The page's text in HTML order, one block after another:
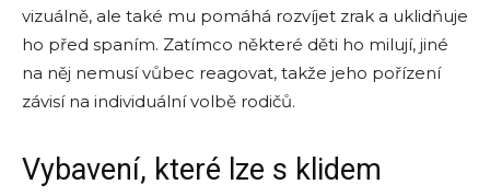
vizuálně, ale také mu pomáhá rozvíjet zrak a uklidňuje
ho před spaním. Zatímco některé děti ho milují, jiné
na něj nemusí vůbec reagovat, takže jeho pořízení
závisí na individuální volbě rodičů.
Vybavení, které lze s klidem